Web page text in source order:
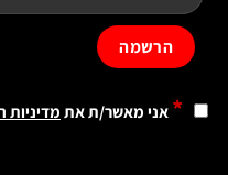
אני מאשר/ת אתמדיניות